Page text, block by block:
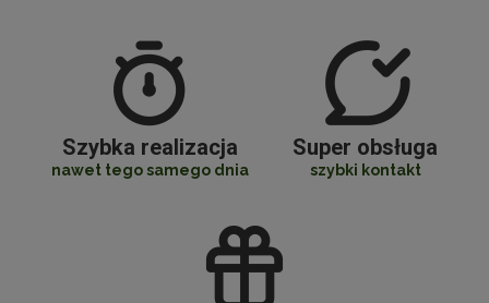
Szybka realizacja
nawet tego samego dnia
Super obsługa
szybki kontakt